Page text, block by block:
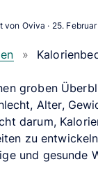
Oviva · 25.
»
groben
Alter,
darum,
zu
und gesunde